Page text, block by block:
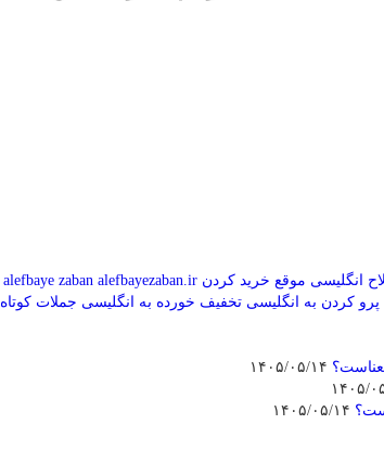
alefbaye zaban alefbayezaban.ir
پرو کردن به انگلیسی تخفیف خورده به انگلیسی جملات کوتاه